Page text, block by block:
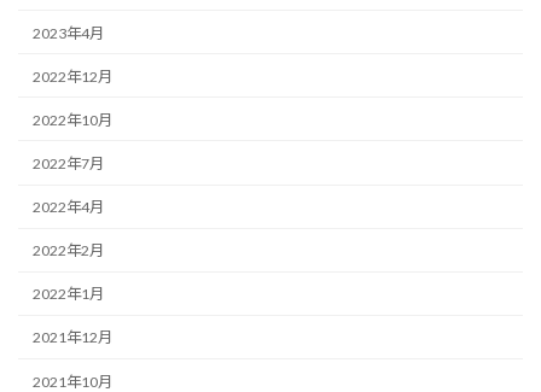
2023年4月
2022年12月
2022年10月
2022年7月
2022年4月
2022年2月
2022年1月
2021年12月
2021年10月